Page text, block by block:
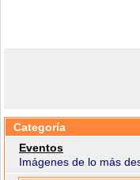
Categoría
Eventos
Imágenes de lo más